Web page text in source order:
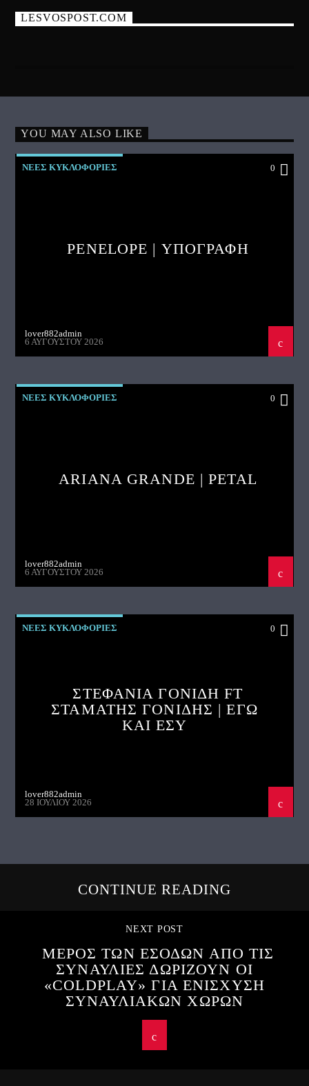
LESVOSPOST.COM
YOU MAY ALSO LIKE
ΝΕΕΣ ΚΥΚΛΟΦΟΡΙΕΣ 0
PENELOPE | ΥΠΟΓΡΑΦΗ
lover882admin
6 ΑΥΓΟΎΣΤΟΥ 2026
ΝΕΕΣ ΚΥΚΛΟΦΟΡΙΕΣ 0
ARIANA GRANDE | PETAL
lover882admin
6 ΑΥΓΟΎΣΤΟΥ 2026
ΝΕΕΣ ΚΥΚΛΟΦΟΡΙΕΣ 0
ΣΤΕΦΑΝΙΑ ΓΟΝΙΔΗ FT
ΣΤΑΜΑΤΗΣ ΓΟΝΙΔΗΣ | ΕΓΩ
ΚΑΙ ΕΣΥ
lover882admin
28 ΙΟΥΛΊΟΥ 2026
CONTINUE READING
NEXT POST
ΜΕΡΟΣ ΤΩΝ ΕΣΟΔΩΝ ΑΠΟ ΤΙΣ
ΣΥΝΑΥΛΙΕΣ ΔΩΡΙΖΟΥΝ ΟΙ
«COLDPLAY» ΓΙΑ ΕΝΙΣΧΥΣΗ
ΣΥΝΑΥΛΙΑΚΩΝ ΧΩΡΩΝ